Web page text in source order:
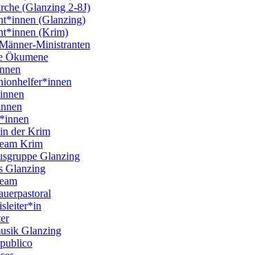
(Glanzing 2-8J)
(Glanzing)
(Krim)
Ministranten
Ökumene
der Krim
Krim
Glanzing
Glanzing
Glanzing